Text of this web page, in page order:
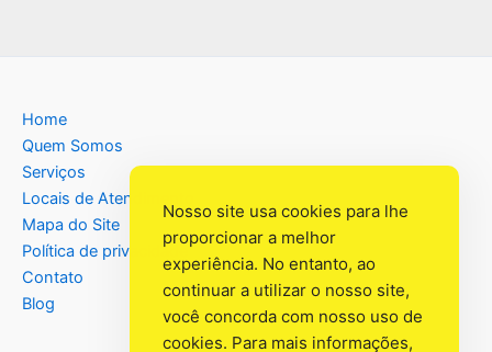
Home
Quem Somos
Serviços
Locais de Atendimento
Mapa do Site
Política de privacidade
Contato
Blog
Nosso site usa cookies para lhe
proporcionar a melhor
experiência. No entanto, ao
continuar a utilizar o nosso site,
você concorda com nosso uso de
cookies. Para mais informações,